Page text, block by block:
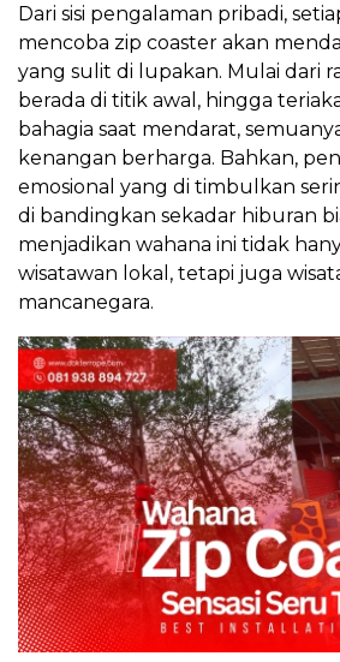
Dari sisi pengalaman pribadi,
mencoba zip coaster akan
yang sulit di lupakan. Mulai dari
berada di titik awal, hingga
bahagia saat mendarat,
kenangan berharga. Bahkan,
emosional yang di timbulkan
di bandingkan sekadar hiburan
menjadikan wahana ini tidak
wisatawan lokal, tetapi juga
mancanegara.